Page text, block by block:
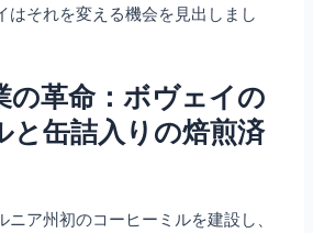
はそれを変える機会を見出しまし
の革命：ボヴェイの
と缶詰入りの焙煎済
ア州初のコーヒーミルを建設し、